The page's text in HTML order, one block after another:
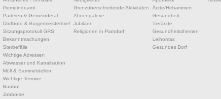
Gemeindeamt
Parteien & Gemeinderat
Dorfbote & Bürgermeisterbrief
Sitzungsprotokoll GRS
Bekanntmachungen
Sterbefälle
Wichtige Adressen
Abwasser und Kanalisation
Müll & Sammelstellen
Wichtige Termine
Bauhof
Jobbörse
Grenzüberschreitende Aktivitäten
Ahnengalerie
Jubiläen
Religionen in Parndorf
Ärzte/Hebammen
Gesundheit
Tierärzte
Gesundheitsthemen
Leihomas
Gesundes Dorf